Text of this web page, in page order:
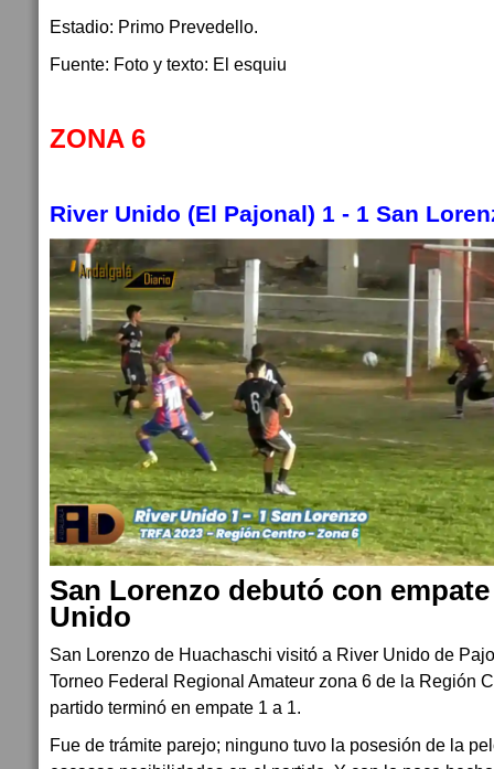
Estadio: Primo Prevedello.
Fuente: Foto y texto: El esquiu
ZONA 6
River Unido (El Pajonal) 1 - 1 San
San Lorenzo debutó con
Unido
San Lorenzo de Huachaschi visitó a River Unido de
Torneo Federal Regional Amateur zona 6 de la Región
partido terminó en empate 1 a 1.
Fue de trámite parejo; ninguno tuvo la posesión de la